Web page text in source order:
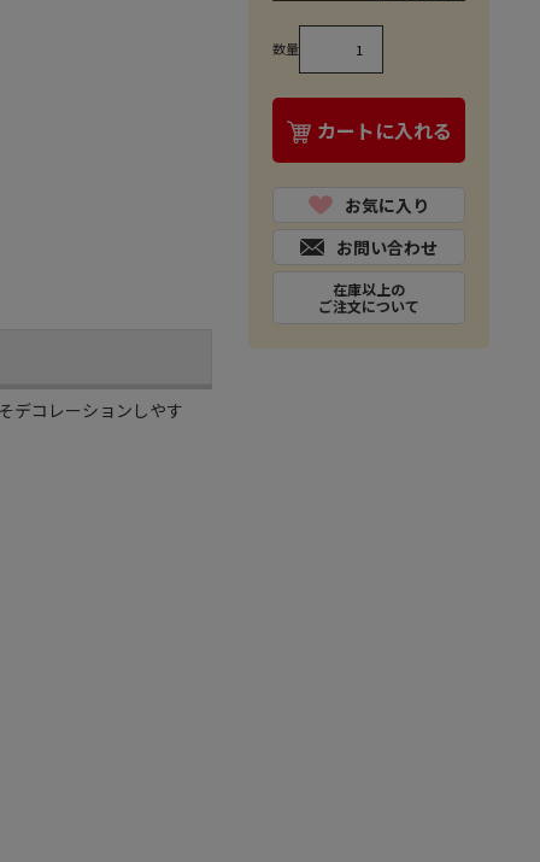
デコレーションしやす
数量
カートに入れる
お気に入り
お問い合わせ
在庫以上の
ご注文について